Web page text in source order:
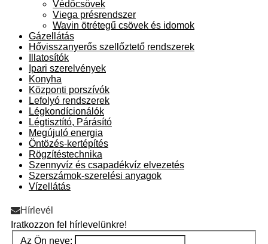
Védőcsövek
Viega présrendszer
Wavin ötrétegű csövek és idomok
Gázellátás
Hővisszanyerős szellőztető rendszerek
Illatosítók
Ipari szerelvények
Konyha
Központi porszívók
Lefolyó rendszerek
Légkondícionálók
Légtisztító, Párásító
Megújuló energia
Öntözés-kertépítés
Rögzítéstechnika
Szennyvíz és csapadékvíz elvezetés
Szerszámok-szerelési anyagok
Vízellátás
Hírlevél
Iratkozzon fel hírlevelünkre!
Az Ön neve: